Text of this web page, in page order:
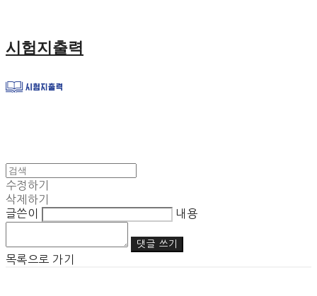
시험지출력
수정하기
삭제하기
글쓴이
내용
댓글 쓰기
목록으로 가기